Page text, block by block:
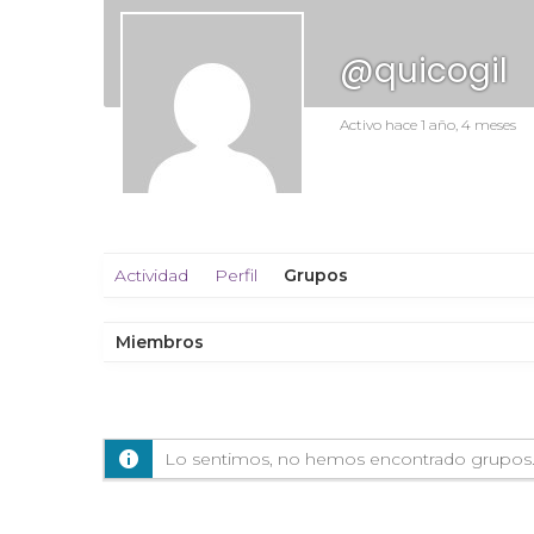
@quicogil
Activo hace 1 año, 4 meses
Actividad Perfil Grupos
Miembros
Lo sentimos, no hemos encontrado grupos.